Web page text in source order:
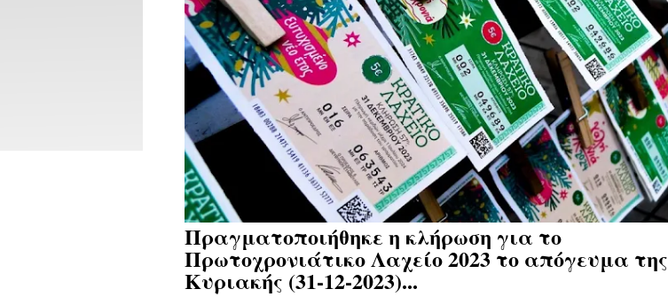
Πραγματοποιήθηκε η κλήρωση για το
Πρωτοχρονιάτικο Λαχείο 2023 το απόγευμα της
Κυριακής (31-12-2023)...